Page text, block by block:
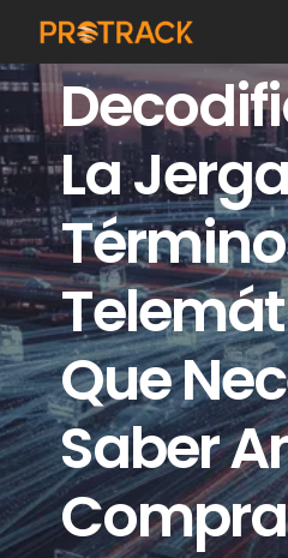
saltar
contenido
Hogar
Rastreador de GPS
Plataforma GPS
Tarjeta IoT
cobertura
Sobre nosotros
La
Que
Saber